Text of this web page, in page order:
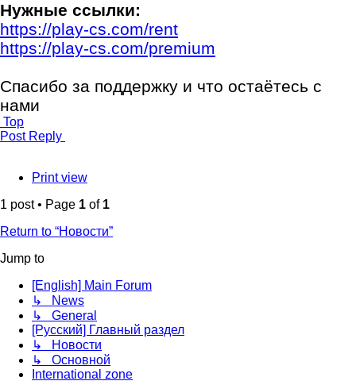
Нужные ссылки:
https://play-cs.com/rent
https://play-cs.com/premium
Спасибо за поддержку и что остаётесь с
нами
Top
Post Reply
Print view
1 post • Page 1 of 1
Return to “Новости”
Jump to
[English] Main Forum
↳ News
↳ General
[Русский] Главный раздел
↳ Новости
↳ Основной
International zone